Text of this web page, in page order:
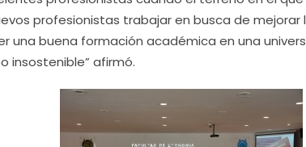
profesionistas trabajar en busca de
una buena formación académica en una
insostenible” afirmó.